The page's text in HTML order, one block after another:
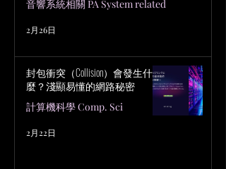
音響系統相關 PA System related
2月26日
封包衝突（Collision）會發生什
麼？淺顯易懂的網路秘密
計算機科學 Comp. Sci
2月22日